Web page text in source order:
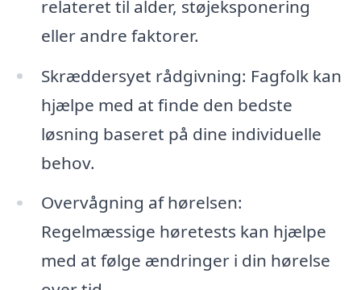
relateret til alder, støjeksponering
eller andre faktorer.
Skræddersyet rådgivning: Fagfolk kan
hjælpe med at finde den bedste
løsning baseret på dine individuelle
behov.
Overvågning af hørelsen:
Regelmæssige høretests kan hjælpe
med at følge ændringer i din hørelse